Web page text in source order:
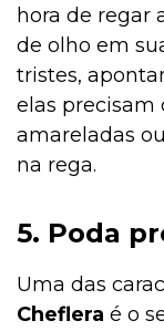
hora de regar
de olho em
tristes,
elas precisam
amareladas
na rega.
5. Poda
Uma das
Cheflera é o